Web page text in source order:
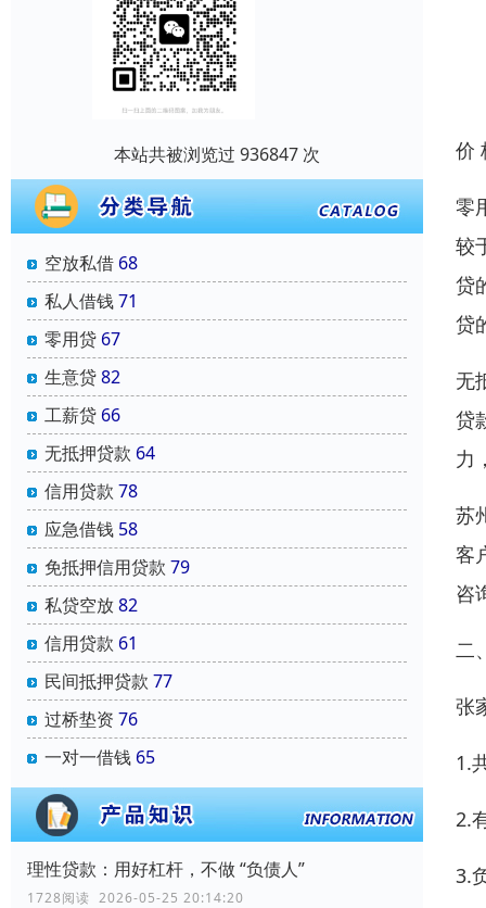
本站共被浏览过 936847 次
空放私借 68
私人借钱71
零用贷 67
生意贷82
工薪贷 66
无抵押贷款 64
信用贷款 78
应急借钱 58
免抵押信用贷款 79
私贷空放82
信用贷款 61
民间抵押贷款 77
过桥垫资 76
一对一借钱 65
理性贷款：用好杠杆，不做 “负债人”
1728阅读 2026-05-25 20:14:20
价
零
较
贷
贷
无
贷
力
苏
客
咨
二
张
1.
2.
3.